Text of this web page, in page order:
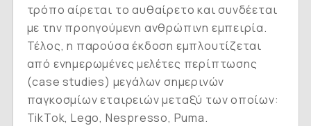
τρόπο αίρεται το αυθαίρετο και συνδέεται
με την προηγούμενη ανθρώπινη εμπειρία.
Τέλος, η παρούσα έκδοση εμπλουτίζεται
από ενημερωμένες μελέτες περίπτωσης
(case studies) μεγάλων σημερινών
παγκοσμίων εταιρειών μεταξύ των οποίων:
TikTok, Lego, Nespresso, Puma.